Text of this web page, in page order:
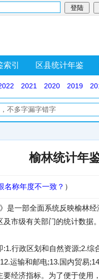
引 区县统计年鉴
2021 2020 2019
榆林统计年
名称年度不一致？ ）
是一部全面系统反映榆林
市级有关部门的统计数据
行政区划和自然资源;2.
运输和邮电;13.国内贸易
经济指标。为了便于使用